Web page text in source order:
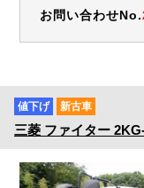
お問い合わせNo.
値下げ 新古車
三菱 ファイター